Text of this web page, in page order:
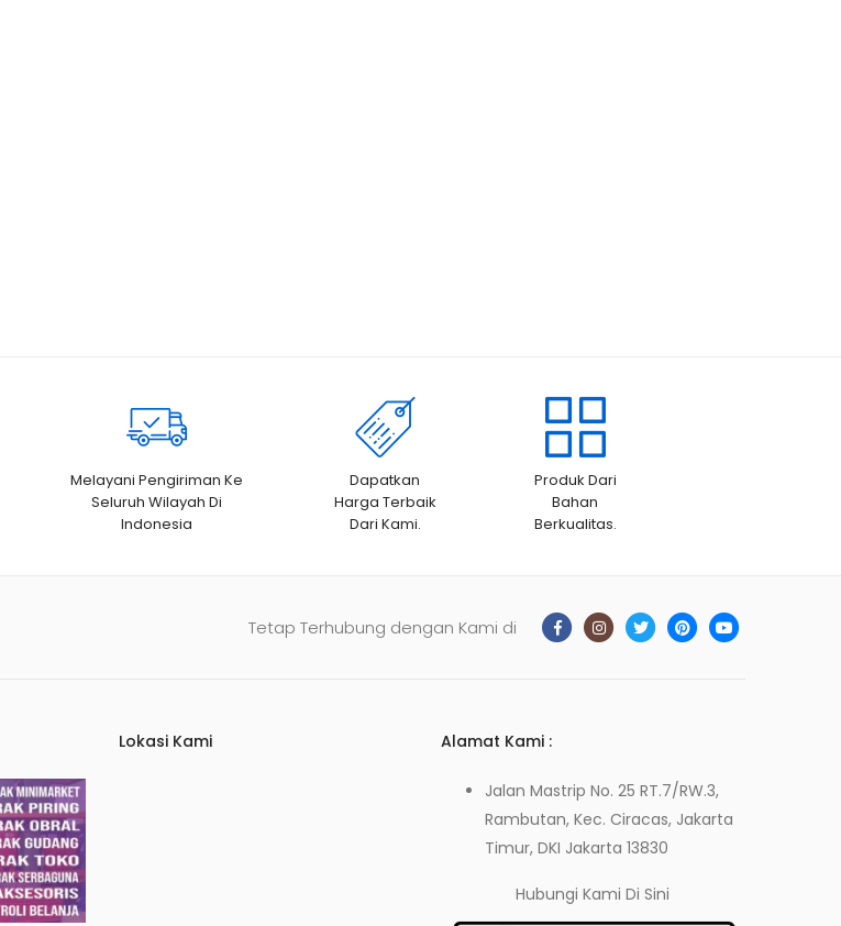
Melayani Pengiriman Ke
Seluruh Wilayah Di
Indonesia
Dapatkan
Harga Terbaik
Dari Kami.
Produk Dari
Bahan
Berkualitas.
Tetap Terhubung dengan Kami di
Lokasi Kami Alamat Kami :
Jalan Mastrip No. 25 RT.7/RW.3,
Rambutan, Kec. Ciracas, Jakarta
Timur, DKI Jakarta 13830
Hubungi KamiDi Sini